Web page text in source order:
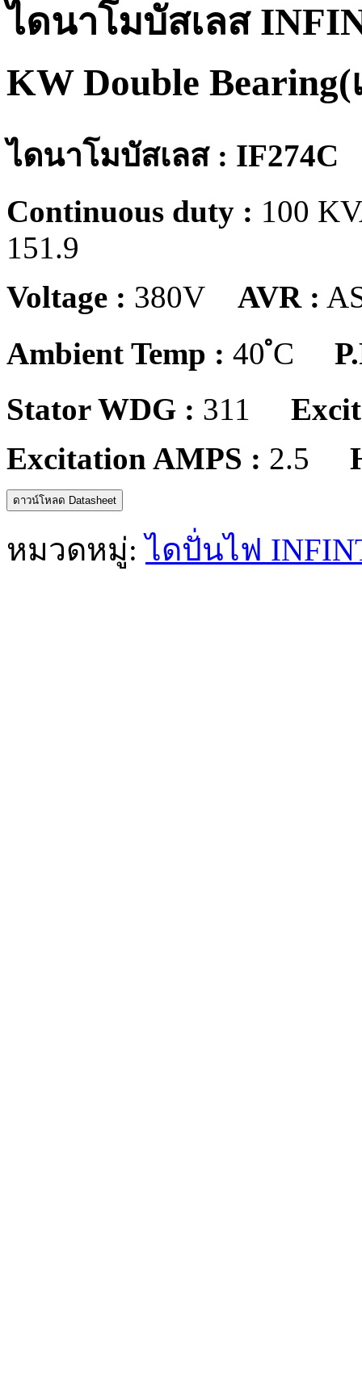
ไดนาโมบัสเลส
KW Double
ไดนาโมบัสเลส : IF274C
Continuous duty : 100
151.9
Voltage : 380V AVR :
Ambient Temp : 40 ํC
Stator WDG : 311
Excitation AMPS : 2.5
ดาวน์โหลด Datasheet
หมวดหมู่:ไดปั่นไฟ